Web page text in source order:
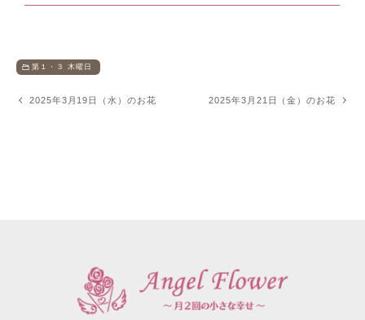
第１・３ 木曜日
2025年3月19日（水）のお花 2025年3月21日（金）のお花